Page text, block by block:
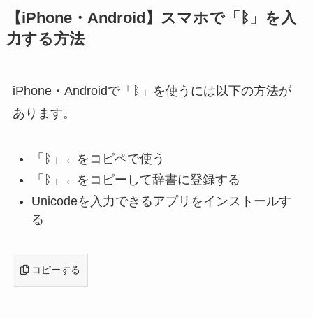
【iPhone・Android】スマホで「ᛒ」を入
力する方法
iPhone・Androidで「ᛒ」を使うには以下の方法が
あります。
「ᛒ」←をコピペで使う
「ᛒ」←をコピーして辞書に登録する
Unicodeを入力できるアプリをインストールす
る
コピーする